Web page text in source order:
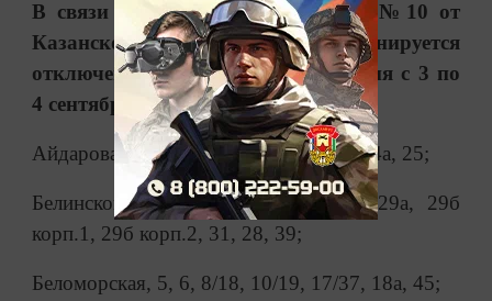
В связи с опрессовкой тепловода №10 от
Казанской ТЭЦ - 2 (СЭР) планируется
отключение горячего водоснабжения с 3 по
4 сентября в жилых домах:
Айдарова, 4, 6, 7, 15, 18, 20, 22, 24, 24а, 25;
Белинского, 12/8, 21, 21а, 27, 29, 29а, 29б
корп.1, 29б корп.2, 31, 28, 39;
Беломорская, 5, 6, 8/18, 10/19, 17/37, 18а, 45;